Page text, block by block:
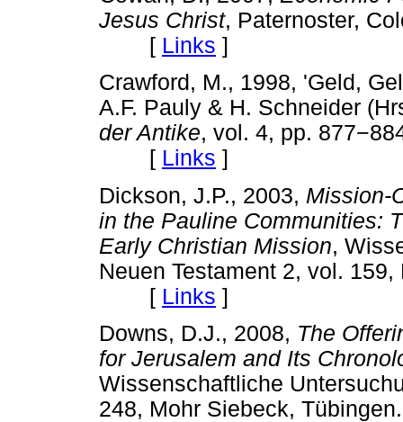
Jesus Christ, Paternoster,
[ Links ]
Crawford, M., 1998, 'Geld,
A.F. Pauly & H. Schneider
der Antike, vol. 4, pp. 877−
[ Links ]
Dickson, J.P., 2003, Mission-
in the Pauline Communities:
Early Christian Mission,
Neuen Testament 2, vol.
[ Links ]
Downs, D.J., 2008, The
for Jerusalem and Its
Wissenschaftliche
248, Mohr Siebeck,